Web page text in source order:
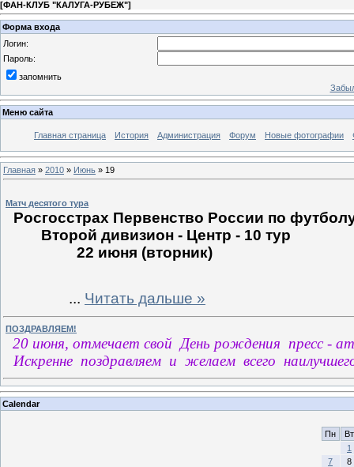
[ФАН-КЛУБ "КАЛУГА-РУБЕЖ"]
Форма входа
Логин:
Пароль:
запомнить
Меню сайта
Главная страница История Администрация Форум Новые фотографии
Главная » 2010 » Июнь » 19
Матч десятого тура
Росгосстрах Первенство России по
Второй дивизион - Центр - 10 тур
22 июня (вторник)
... Читать дальше »
ПОЗДРАВЛЯЕМ!
20 июня, отмечает свой День рождения пресс -
Искренне поздравляем и желаем всего
Calendar
Пн
Вт
1
7
8